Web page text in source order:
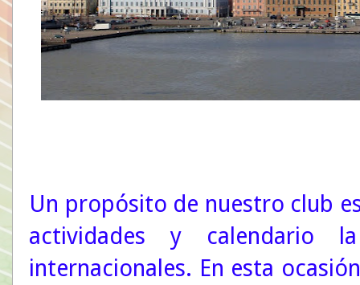
Un propósito de nuestro club
actividades y calendario
internacionales. En esta